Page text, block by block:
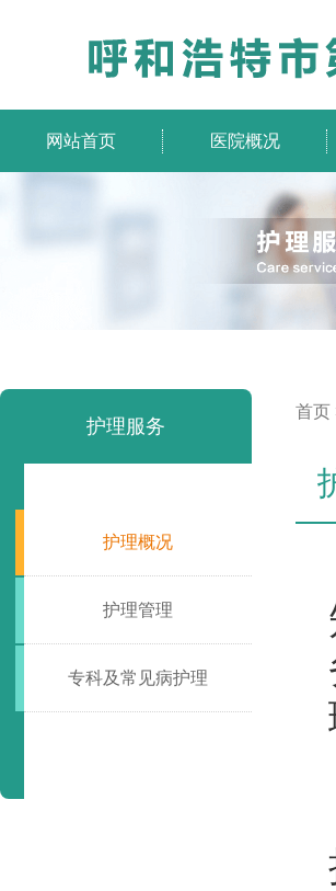
网站首页 医院概况
护理服务
护理概况
护理管理
专科及常见病护理
首页